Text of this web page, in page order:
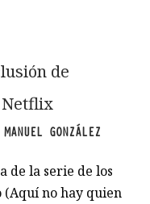
de
Netflix
GONZÁLEZ
de la serie de los
(Aquí no hay quien